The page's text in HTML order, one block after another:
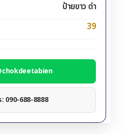
ป้ายขาว ดำ
39
: 090-688-8888